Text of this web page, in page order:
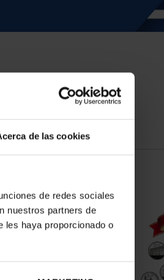
de las cookies
de redes sociales
nuestros partners de
les haya proporcionado o